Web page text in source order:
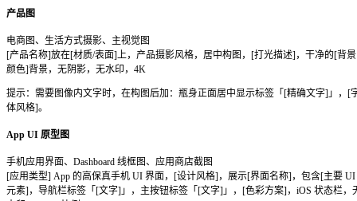
快速上手：三种访问方式
方式一 — ChatGPT（最简单）